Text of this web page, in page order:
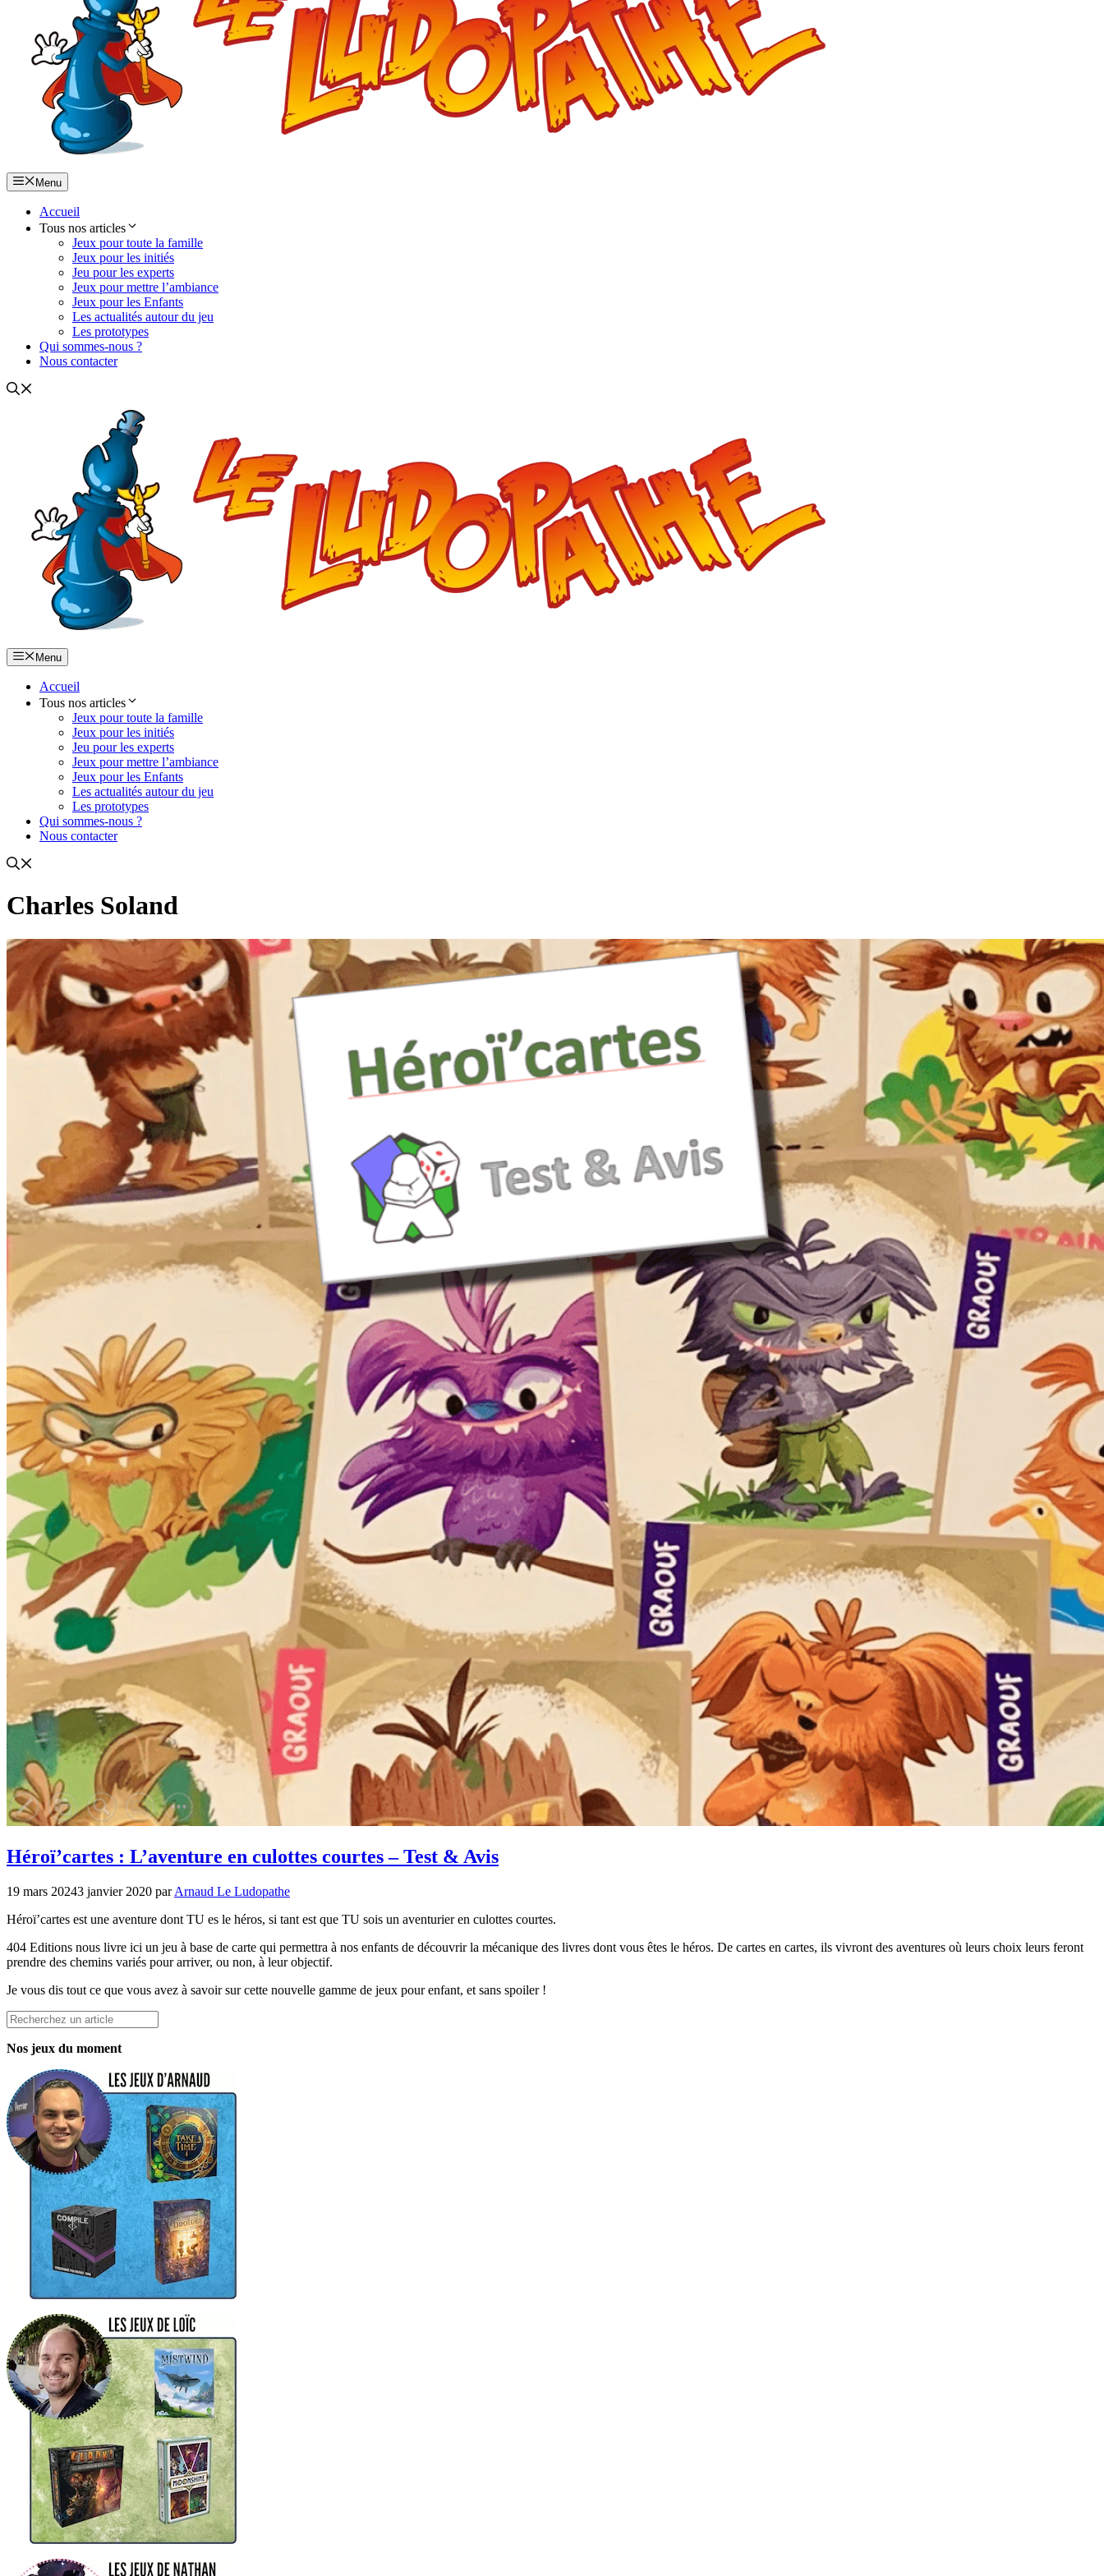
Menu
Accueil
Tous nos articles
Jeux pour toute la famille
Jeux pour les initiés
Jeu pour les experts
Jeux pour mettre l’ambiance
Jeux pour les Enfants
Les actualités autour du jeu
Les prototypes
Qui sommes-nous ?
Nous contacter
Menu
Accueil
Tous nos articles
Jeux pour toute la famille
Jeux pour les initiés
Jeu pour les experts
Jeux pour mettre l’ambiance
Jeux pour les Enfants
Les actualités autour du jeu
Les prototypes
Qui sommes-nous ?
Nous contacter
Charles Soland
Héroï’cartes : L’aventure en culottes courtes – Test & Avis
19 mars 20243 janvier 2020 parArnaud Le Ludopathe
Héroï’cartes est une aventure dont TU es le héros, si tant est que TU sois un aventurier en culottes courtes.
404 Editions nous livre ici un jeu à base de carte qui permettra à nos enfants de découvrir la mécanique des livres dont vous êtes le héros. De cartes en cartes, ils vivront des aventures où leurs choix leurs feront
prendre des chemins variés pour arriver, ou non, à leur objectif.
Je vous dis tout ce que vous avez à savoir sur cette nouvelle gamme de jeux pour enfant, et sans spoiler !
Rechercher
Nos jeux du moment